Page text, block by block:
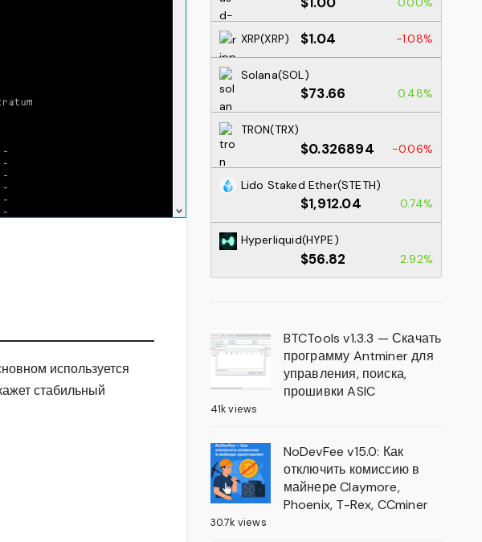
используется
стабильный
XRP(XRP) $1.04 -1.08%
Solana(SOL)
$73.66 0.48%
TRON(TRX)
$0.326894 -0.06%
Lido Staked Ether(STETH)
$1,912.04 0.74%
Hyperliquid(HYPE)
$56.82 2.92%
BTCTools v1.3.3 — Скачать
программу Antminer для
управления, поиска,
прошивки ASIC
41k views
NoDevFee v15.0: Как
отключить комиссию в
майнере Claymore,
Phoenix, T-Rex, CCminer
30.7k views